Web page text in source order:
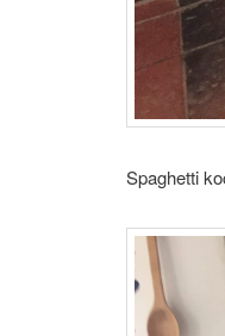
Spaghetti